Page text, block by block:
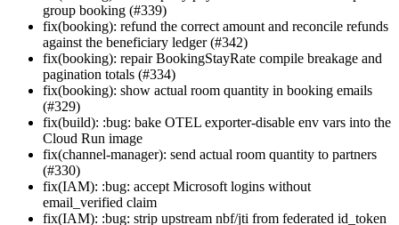
group booking (#339)
fix(booking): refund the correct amount and reconcile refunds
against the beneficiary ledger (#342)
fix(booking): repair BookingStayRate compile breakage and
pagination totals (#334)
fix(booking): show actual room quantity in booking emails
(#329)
fix(build): :bug: bake OTEL exporter-disable env vars into the
Cloud Run image
fix(channel-manager): send actual room quantity to partners
(#330)
fix(IAM): :bug: accept Microsoft logins without
email_verified claim
fix(IAM): :bug: strip upstream nbf/jti from federated id_token